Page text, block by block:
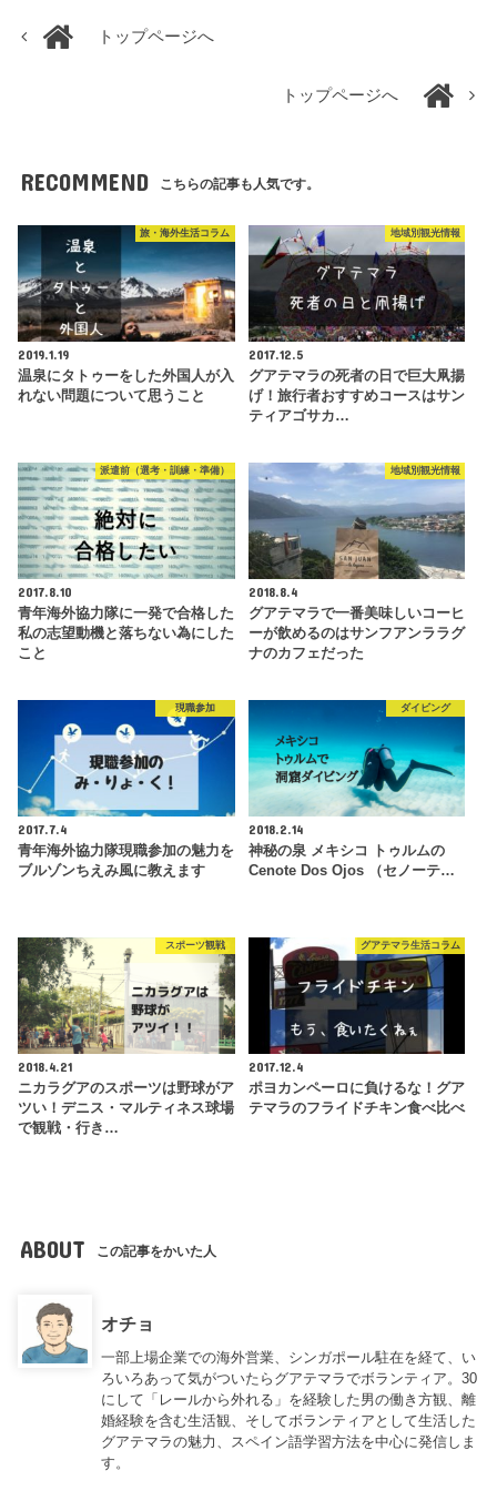
トップページへ
トップページへ
RECOMMEND こちらの記事も人気です。
旅・海外生活コラム
2019.1.19
温泉にタトゥーをした外国人が入
れない問題について思うこと
地域別観光情報
2017.12.5
グアテマラの死者の日で巨大凧揚
げ！旅行者おすすめコースはサン
ティアゴサカ…
派遣前（選考・訓練・準備）
2017.8.10
青年海外協力隊に一発で合格した
私の志望動機と落ちない為にした
こと
地域別観光情報
2018.8.4
グアテマラで一番美味しいコーヒ
ーが飲めるのはサンフアンララグ
ナのカフェだった
現職参加
2017.7.4
青年海外協力隊現職参加の魅力を
ブルゾンちえみ風に教えます
ダイビング
2018.2.14
神秘の泉 メキシコ トゥルムの
Cenote Dos Ojos （セノーテ…
スポーツ観戦
2018.4.21
ニカラグアのスポーツは野球がア
ツい！デニス・マルティネス球場
で観戦・行き…
グアテマラ生活コラム
2017.12.4
ポヨカンペーロに負けるな！グア
テマラのフライドチキン食べ比べ
ABOUT この記事をかいた人
オチョ
一部上場企業での海外営業、シンガポール駐在を経て、い
ろいろあって気がついたらグアテマラでボランティア。30
にして「レールから外れる」を経験した男の働き方観、離
婚経験を含む生活観、そしてボランティアとして生活した
グアテマラの魅力、スペイン語学習方法を中心に発信しま
す。